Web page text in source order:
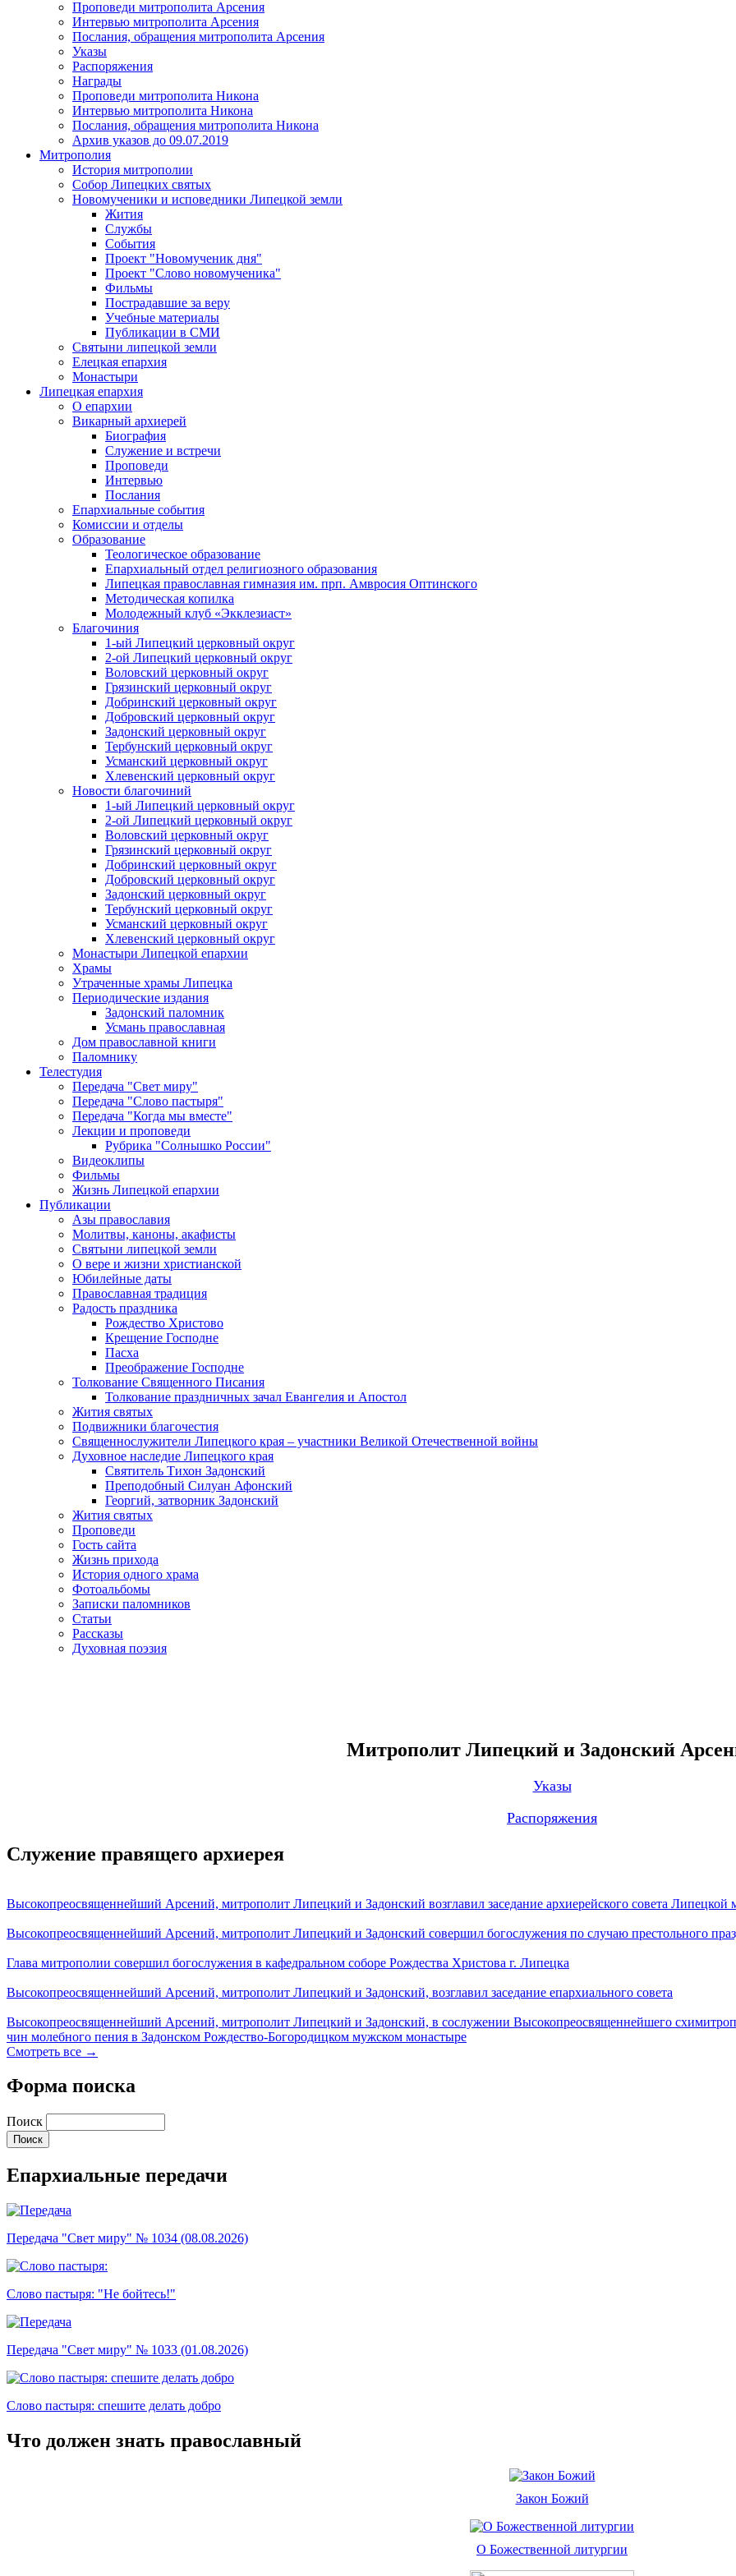
Проповеди митрополита Арсения
Интервью митрополита Арсения
Послания, обращения митрополита Арсения
Указы
Распоряжения
Награды
Проповеди митрополита Никона
Интервью митрополита Никона
Послания, обращения митрополита Никона
Архив указов до 09.07.2019
Митрополия
История митрополии
Собор Липецких святых
Новомученики и исповедники Липецкой земли
Жития
Службы
События
Проект "Новомученик дня"
Проект "Слово новомученика"
Фильмы
Пострадавшие за веру
Учебные материалы
Публикации в СМИ
Святыни липецкой земли
Елецкая епархия
Монастыри
Липецкая епархия
О епархии
Викарный архиерей
Биография
Служение и встречи
Проповеди
Интервью
Послания
Епархиальные события
Комиссии и отделы
Образование
Теологическое образование
Епархиальный отдел религиозного образования
Липецкая православная гимназия им. прп. Амвросия Оптинского
Методическая копилка
Молодежный клуб «Экклезиаст»
Благочиния
1-ый Липецкий церковный округ
2-ой Липецкий церковный округ
Воловский церковный округ
Грязинский церковный округ
Добринский церковный округ
Добровский церковный округ
Задонский церковный округ
Тербунский церковный округ
Усманский церковный округ
Хлевенский церковный округ
Новости благочиний
1-ый Липецкий церковный округ
2-ой Липецкий церковный округ
Воловский церковный округ
Грязинский церковный округ
Добринский церковный округ
Добровский церковный округ
Задонский церковный округ
Тербунский церковный округ
Усманский церковный округ
Хлевенский церковный округ
Монастыри Липецкой епархии
Храмы
Утраченные храмы Липецка
Периодические издания
Задонский паломник
Усмань православная
Дом православной книги
Паломнику
Телестудия
Передача "Свет миру"
Передача "Слово пастыря"
Передача "Когда мы вместе"
Лекции и проповеди
Рубрика "Солнышко России"
Видеоклипы
Фильмы
Жизнь Липецкой епархии
Публикации
Азы православия
Молитвы, каноны, акафисты
Святыни липецкой земли
О вере и жизни христианской
Юбилейные даты
Православная традиция
Радость праздника
Рождество Христово
Крещение Господне
Пасха
Преображение Господне
Толкование Священного Писания
Толкование праздничных зачал Евангелия и Апостол
Жития святых
Подвижники благочестия
Священнослужители Липецкого края – участники Великой Отечественной войны
Духовное наследие Липецкого края
Святитель Тихон Задонский
Преподобный Силуан Афонский
Георгий, затворник Задонский
Жития святых
Проповеди
Гость сайта
Жизнь прихода
История одного храма
Фотоальбомы
Записки паломников
Статьи
Рассказы
Духовная поэзия
Митрополит Липецкий и Задонский
Указы
Распоряжения
Служение правящего архиерея
Высокопреосвященнейший Арсений, митрополит Липецкий и Задонский возглавил заседание архиерейского совета Липецкой
Высокопреосвященнейший Арсений, митрополит Липецкий и Задонский совершил богослужения по случаю престольного
Глава митрополии совершил богослужения в кафедральном соборе Рождества Христова г. Липецка
Высокопреосвященнейший Арсений, митрополит Липецкий и Задонский, возглавил заседание епархиального совета
Высокопреосвященнейший Арсений, митрополит Липецкий и Задонский, в сослужении Высокопреосвященнейшего
чин молебного пения в Задонском Рождество-Богородицком мужском монастыре
Смотреть все →
Форма поиска
Поиск
Епархиальные передачи
Передача "Свет миру" № 1034 (08.08.2026)
Слово пастыря: "Не бойтесь!"
Передача "Свет миру" № 1033 (01.08.2026)
Слово пастыря: спешите делать добро
Что должен знать православный
Закон Божий
О Божественной литургии